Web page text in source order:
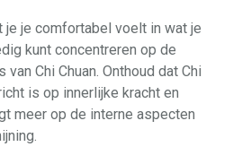
je comfortabel voelt in wat je
kunt concentreren op de
Chi Chuan. Onthoud dat Chi
is op innerlijke kracht en
meer op de interne aspecten